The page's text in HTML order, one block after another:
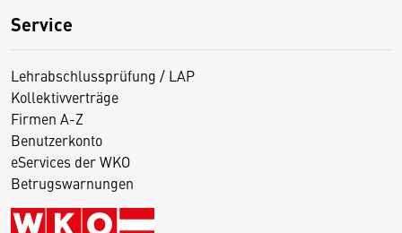
Service
Lehrabschlussprüfung / LAP
Kollektivverträge
Firmen A-Z
Benutzerkonto
eServices der WKO
Betrugswarnungen